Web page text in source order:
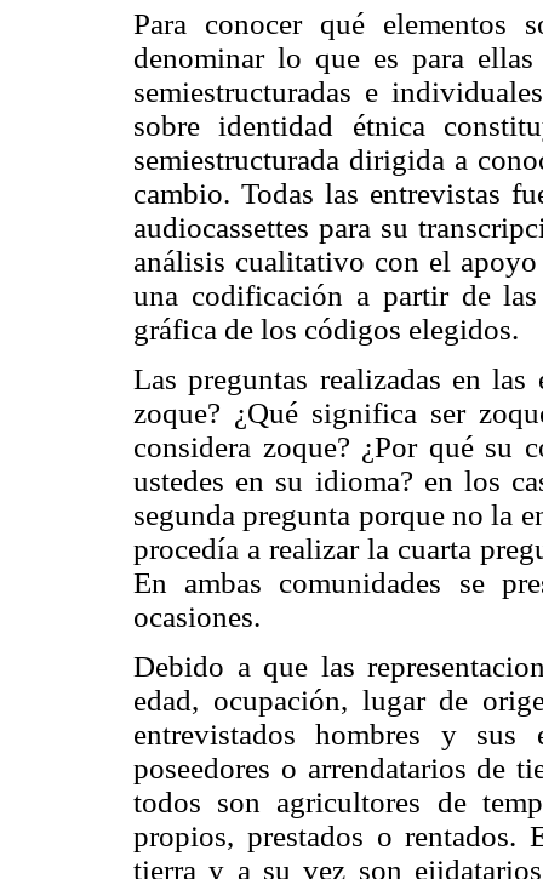
Para conocer qué elementos
denominar lo que es para
semiestructuradas e
sobre identidad étnica
semiestructurada dirigida a
cambio. Todas las entrevistas
audiocassettes para su
análisis cualitativo con el
una codificación a partir de las
gráfica de los códigos elegidos.
Las preguntas realizadas en
zoque? ¿Qué significa ser
considera zoque? ¿Por qué su
ustedes en su idioma? en los
segunda pregunta porque no la
procedía a realizar la cuarta
En ambas comunidades se
ocasiones.
Debido a que las
edad, ocupación, lugar de
entrevistados hombres y sus
poseedores o arrendatarios de
todos son agricultores de
propios, prestados o rentados.
tierra y a su vez son